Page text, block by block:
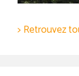
> Retrouvez